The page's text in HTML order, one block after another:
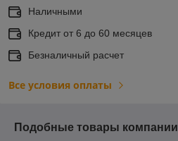
Наличными
Кредит от 6 до 60 месяцев
Безналичный расчет
Все условия оплаты
Подобные товары компании